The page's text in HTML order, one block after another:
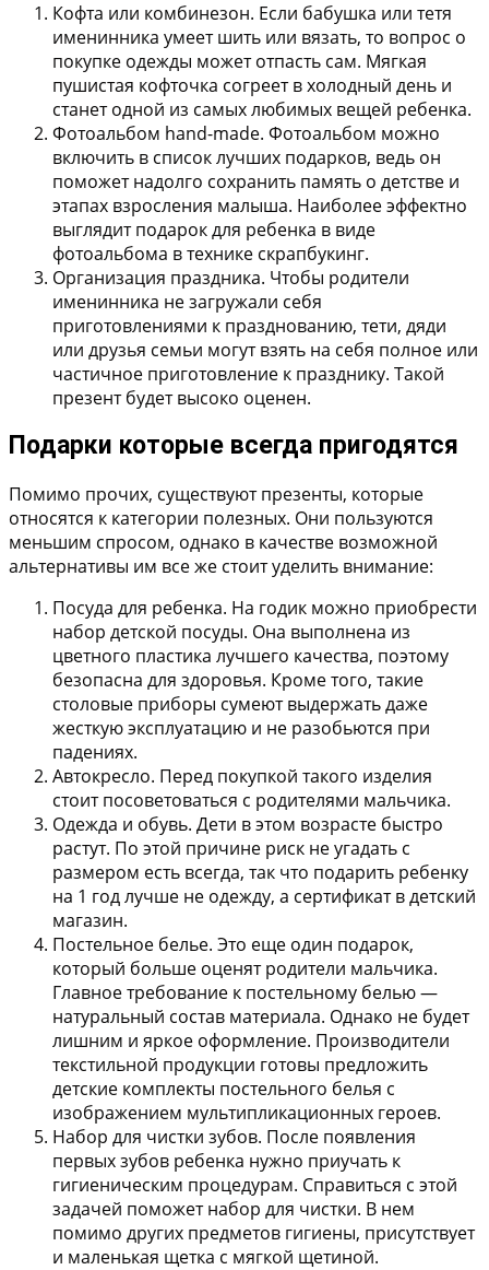
Кофта или комбинезон. Если бабушка или тетя
именинника умеет шить или вязать, то вопрос о
покупке одежды может отпасть сам. Мягкая
пушистая кофточка согреет в холодный день и
станет одной из самых любимых вещей ребенка.
Фотоальбом hand-made. Фотоальбом можно
включить в список лучших подарков, ведь он
поможет надолго сохранить память о детстве и
этапах взросления малыша. Наиболее эффектно
выглядит подарок для ребенка в виде
фотоальбома в технике скрапбукинг.
Организация праздника. Чтобы родители
именинника не загружали себя
приготовлениями к празднованию, тети, дяди
или друзья семьи могут взять на себя полное или
частичное приготовление к празднику. Такой
презент будет высоко оценен.
Подарки которые всегда пригодятся
Помимо прочих, существуют презенты, которые
относятся к категории полезных. Они пользуются
меньшим спросом, однако в качестве возможной
альтернативы им все же стоит уделить внимание:
Посуда для ребенка. На годик можно приобрести
набор детской посуды. Она выполнена из
цветного пластика лучшего качества, поэтому
безопасна для здоровья. Кроме того, такие
столовые приборы сумеют выдержать даже
жесткую эксплуатацию и не разобьются при
падениях.
Автокресло. Перед покупкой такого изделия
стоит посоветоваться с родителями мальчика.
Одежда и обувь. Дети в этом возрасте быстро
растут. По этой причине риск не угадать с
размером есть всегда, так что подарить ребенку
на 1 год лучше не одежду, а сертификат в детский
магазин.
Постельное белье. Это еще один подарок,
который больше оценят родители мальчика.
Главное требование к постельному белью —
натуральный состав материала. Однако не будет
лишним и яркое оформление. Производители
текстильной продукции готовы предложить
детские комплекты постельного белья с
изображением мультипликационных героев.
Набор для чистки зубов. После появления
первых зубов ребенка нужно приучать к
гигиеническим процедурам. Справиться с этой
задачей поможет набор для чистки. В нем
помимо других предметов гигиены, присутствует
и маленькая щетка с мягкой щетиной.